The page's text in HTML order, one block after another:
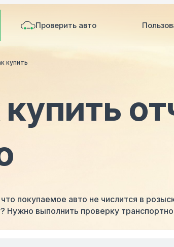
Проверить авто
купить
покупаемое авто не числится в
Нужно выполнить проверку